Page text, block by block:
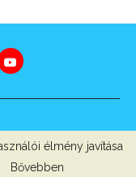
Impresszum
élmény javítása
Bővebben